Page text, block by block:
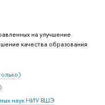
на улучшение
качества образования
наук НИУ ВШЭ